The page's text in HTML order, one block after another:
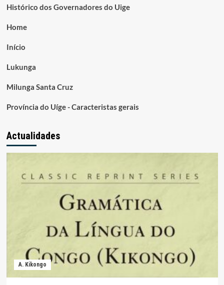
Histórico dos Governadores do Uige
Home
Início
Lukunga
Milunga Santa Cruz
Província do Uíge - Caracteristas gerais
Actualidades
A. Kikongo